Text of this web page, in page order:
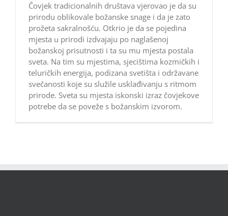
Čovjek tradicionalnih društava vjerovao je da su
prirodu oblikovale božanske snage i da je zato
prožeta sakralnošću. Otkrio je da se pojedina
mjesta u prirodi izdvajaju po naglašenoj
božanskoj prisutnosti i ta su mu mjesta postala
sveta. Na tim su mjestima, sjecištima kozmičkih i
teluričkih energija, podizana svetišta i održavane
svečanosti koje su služile usklađivanju s ritmom
prirode. Sveta su mjesta iskonski izraz čovjekove
potrebe da se poveže s božanskim izvorom.